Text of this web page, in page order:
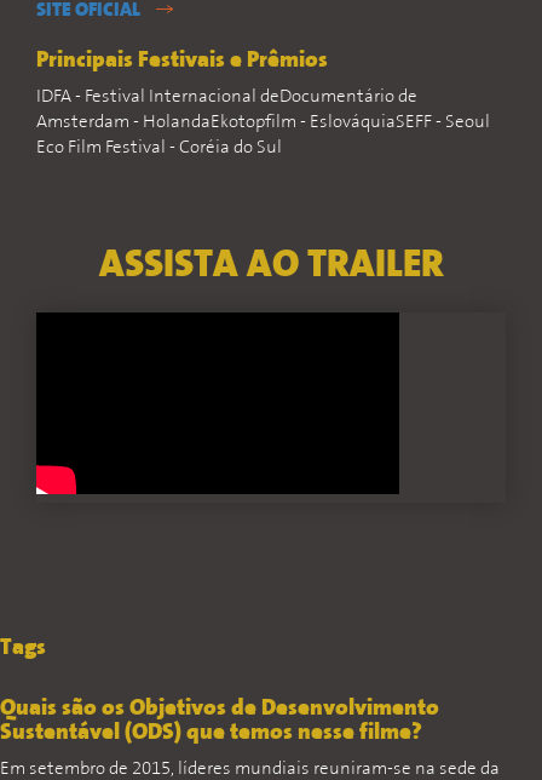
SITE OFICIAL
Principais Festivais e Prêmios
IDFA - Festival Internacional deDocumentário de
Amsterdam - HolandaEkotopfilm - EslováquiaSEFF - Seoul
Eco Film Festival - Coréia do Sul
ASSISTA AO TRAILER
Tags
Quais são os Objetivos de Desenvolvimento
Sustentável (ODS) que temos nesse filme?
Em setembro de 2015, líderes mundiais reuniram-se na sede da